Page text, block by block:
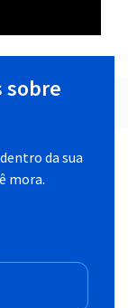
sobre
da sua
mora.